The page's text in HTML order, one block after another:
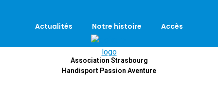
Actualités Notre histoire Accès
Association Strasbourg
Handisport Passion Aventure